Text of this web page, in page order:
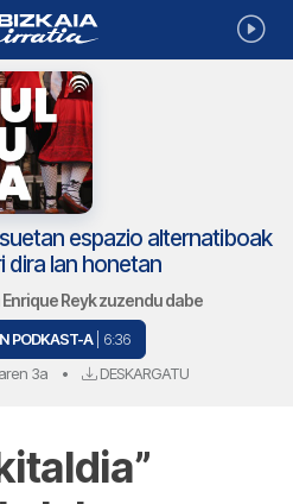
espazio alternatiboak
dira lan honetan
Reyk zuzendu dabe
PODKAST-A | 6:36
3a • DESKARGATU